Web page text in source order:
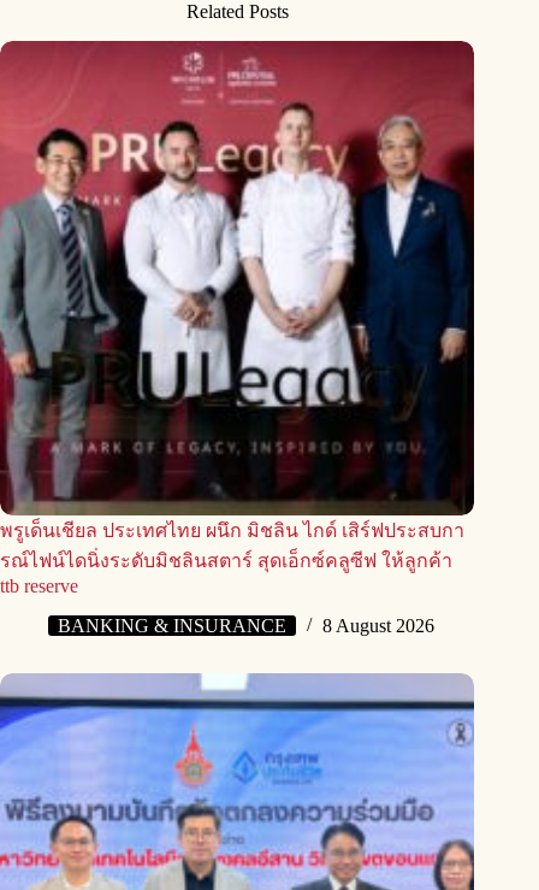
Related Posts
พรูเด็นเชียล ประเทศไทย ผนึก มิชลิน ไกด์ เสิร์ฟประสบกา
รณ์ไฟน์ไดนิ่งระดับมิชลินสตาร์ สุดเอ็กซ์คลูซีฟ ให้ลูกค้า
ttb reserve
BANKING & INSURANCE
8 August 2026